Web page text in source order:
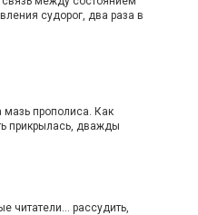
судорог, два раза в
мазь прополиса. Как
прикрылась, дважды
читатели… рассудить,